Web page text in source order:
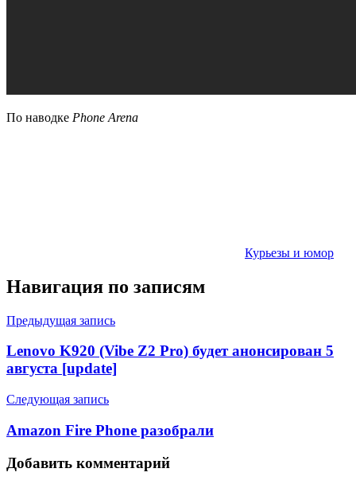
По наводке Phone Arena
Курьезы и юмор
Навигация по записям
Предыдущая запись
Lenovo K920 (Vibe Z2 Pro) будет анонсирован 5
августа [update]
Следующая запись
Amazon Fire Phone разобрали
Добавить комментарий